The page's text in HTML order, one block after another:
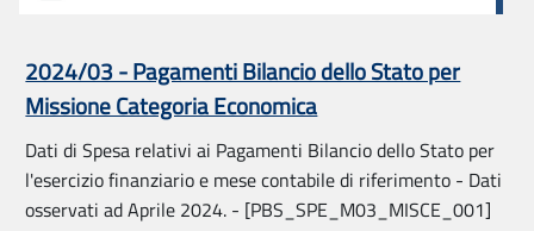
2024/03 - Pagamenti Bilancio dello Stato per
Missione Categoria Economica
Dati di Spesa relativi ai Pagamenti Bilancio dello Stato per
l'esercizio finanziario e mese contabile di riferimento - Dati
osservati ad Aprile 2024. - [PBS_SPE_M03_MISCE_001]